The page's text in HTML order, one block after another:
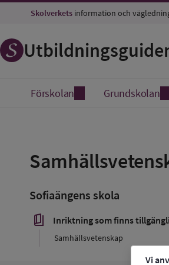
Vi
Skolverkets information och
Förskolan Grundskolan
favorit
Sofiaängens skola
book_5 Inriktning som finns
Samhällsvetenskap